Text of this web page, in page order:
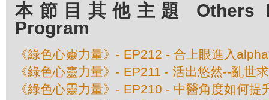
本節目其他主題 Others
Program
《綠色心靈力量》- EP212 - 合上眼進入
《綠色心靈力量》- EP211 - 活出悠然--亂世
《綠色心靈力量》- EP210 - 中醫角度如何提